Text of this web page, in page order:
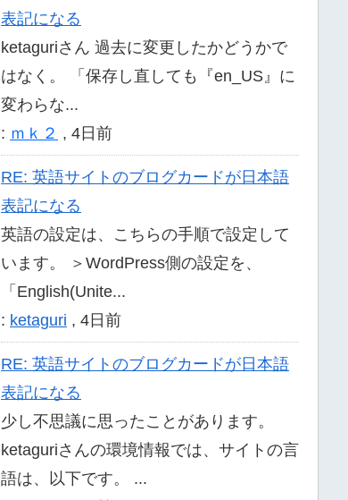
表記になる
ketaguriさん 過去に変更したかどうかで
はなく。 「保存し直しても『en_US』に
変わらな...
: ｍｋ２ , 4日前
RE: 英語サイトのブログカードが日本語
表記になる
英語の設定は、こちらの手順で設定して
います。 ＞WordPress側の設定を、
「English(Unite...
: ketaguri , 4日前
RE: 英語サイトのブログカードが日本語
表記になる
少し不思議に思ったことがあります。
ketaguriさんの環境情報では、サイトの言
語は、以下です。 ...